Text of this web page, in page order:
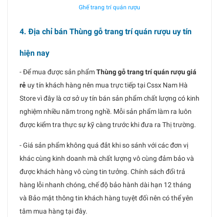
Ghế trang trí quán rượu
4. Địa chỉ bán Thùng gỗ trang trí quán rượu uy tín
hiện nay
- Để mua được sản phẩmThùng gỗ trang trí quán rượu giá
rẻ uy tín khách hàng nên mua trực tiếp tại Cssx Nam Hà
Store vì đây là cơ sở uy tín bán sản phẩm chất lượng có kinh
nghiệm nhiều năm trong nghề. Mỗi sản phẩm làm ra luôn
được kiểm tra thực sự kỹ càng trước khi đưa ra Thị trường.
- Giá sản phẩm không quá đắt khi so sánh với các đơn vị
khác cùng kinh doanh mà chất lượng vô cùng đảm bảo và
được khách hàng vô cùng tin tưởng. Chính sách đổi trả
hàng lỗi nhanh chóng, chế độ bảo hành dài hạn 12 tháng
và Bảo mật thông tin khách hàng tuyệt đối nên có thể yên
tâm mua hàng tại đây.